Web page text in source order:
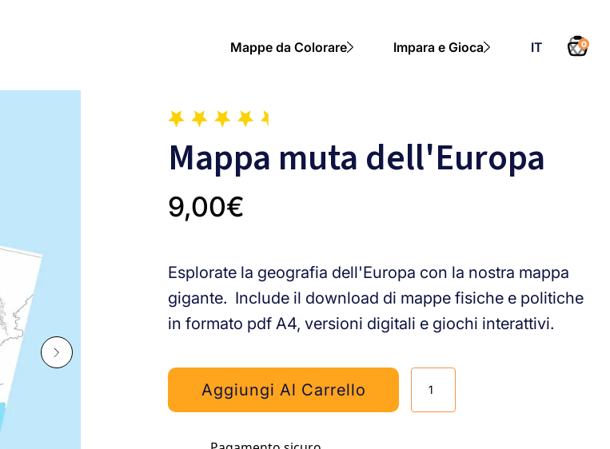
Mappe da Colorare Impara e Gioca IT 0
Mappa muta dell'Europa
9,00€
Esplorate la geografia dell'Europa con la nostra mappa
gigante. Include il download di mappe fisiche e politiche
in formato pdf A4, versioni digitali e giochi interattivi.
dell'Europa
Aggiungi Al Carrello